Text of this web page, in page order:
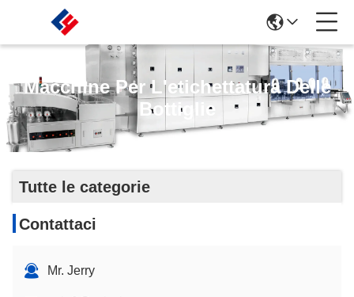
Macchine Per L'etichettatura Delle
Bottiglie
Tutte le categorie
Contattaci
Mr. Jerry